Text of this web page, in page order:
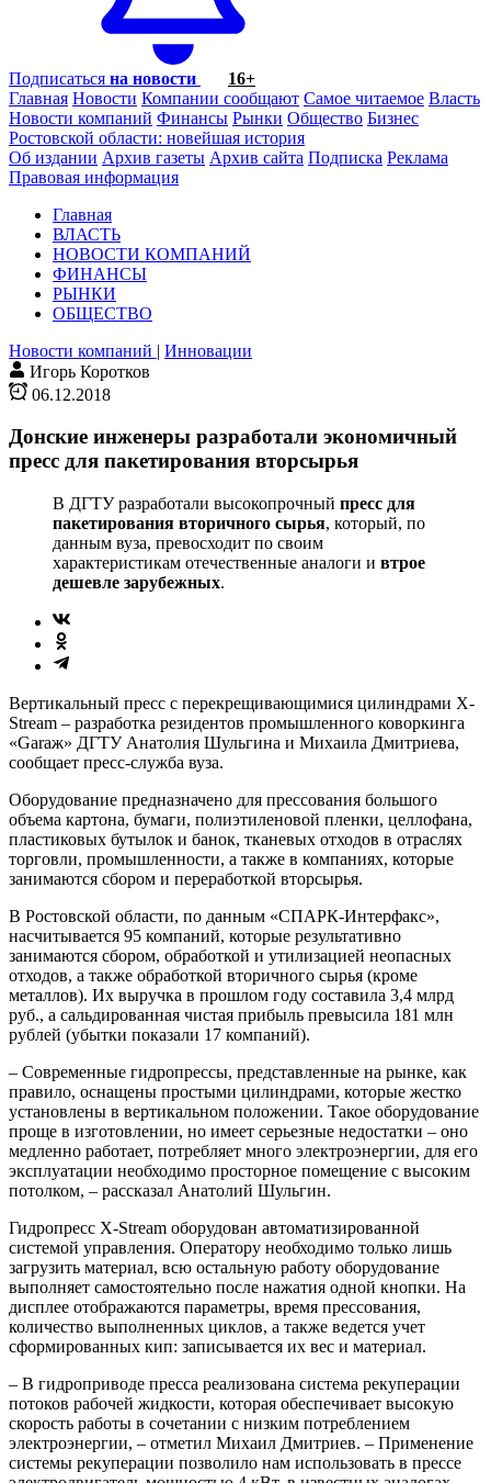
Подписаться на новости
16+
Главная Новости Компании сообщают Самое читаемое Власть
Новости компаний Финансы Рынки Общество Бизнес
Ростовской области: новейшая история
Об издании Архив газеты Архив сайта Подписка Реклама
Правовая информация
Главная
ВЛАСТЬ
НОВОСТИ КОМПАНИЙ
ФИНАНСЫ
РЫНКИ
ОБЩЕСТВО
Новости компаний | Инновации
Игорь Коротков
06.12.2018
Донские инженеры разработали экономичный
пресс для пакетирования вторсырья
В ДГТУ разработали высокопрочный пресс для
пакетирования вторичного сырья, который, по
данным вуза, превосходит по своим
характеристикам отечественные аналоги и втрое
дешевле зарубежных.
Вертикальный пресс с перекрещивающимися цилиндрами X-
Stream – разработка резидентов промышленного коворкинга
«Garaж» ДГТУ Анатолия Шульгина и Михаила Дмитриева,
сообщает пресс-служба вуза.
Оборудование предназначено для прессования большого
объема картона, бумаги, полиэтиленовой пленки, целлофана,
пластиковых бутылок и банок, тканевых отходов в отраслях
торговли, промышленности, а также в компаниях, которые
занимаются сбором и переработкой вторсырья.
В Ростовской области, по данным «СПАРК-Интерфакс»,
насчитывается 95 компаний, которые результативно
занимаются сбором, обработкой и утилизацией неопасных
отходов, а также обработкой вторичного сырья (кроме
металлов). Их выручка в прошлом году составила 3,4 млрд
руб., а сальдированная чистая прибыль превысила 181 млн
рублей (убытки показали 17 компаний).
– Современные гидропрессы, представленные на рынке, как
правило, оснащены простыми цилиндрами, которые жестко
установлены в вертикальном положении. Такое оборудование
проще в изготовлении, но имеет серьезные недостатки – оно
медленно работает, потребляет много электроэнергии, для его
эксплуатации необходимо просторное помещение с высоким
потолком, – рассказал Анатолий Шульгин.
Гидропресс X-Stream оборудован автоматизированной
системой управления. Оператору необходимо только лишь
загрузить материал, всю остальную работу оборудование
выполняет самостоятельно после нажатия одной кнопки. На
дисплее отображаются параметры, время прессования,
количество выполненных циклов, а также ведется учет
сформированных кип: записывается их вес и материал.
– В гидроприводе пресса реализована система рекуперации
потоков рабочей жидкости, которая обеспечивает высокую
скорость работы в сочетании с низким потреблением
электроэнергии, – отметил Михаил Дмитриев. – Применение
системы рекуперации позволило нам использовать в прессе